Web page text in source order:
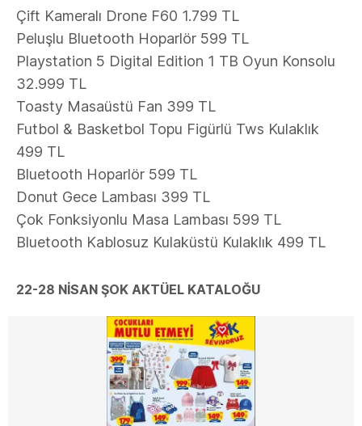
Çift Kameralı Drone F60 1.799 TL
Peluşlu Bluetooth Hoparlör 599 TL
Playstation 5 Digital Edition 1 TB Oyun Konsolu
32.999 TL
Toasty Masaüstü Fan 399 TL
Futbol & Basketbol Topu Figürlü Tws Kulaklık
499 TL
Bluetooth Hoparlör 599 TL
Donut Gece Lambası 399 TL
Çok Fonksiyonlu Masa Lambası 599 TL
Bluetooth Kablosuz Kulaküstü Kulaklık 499 TL
22-28 NİSAN ŞOK AKTÜEL KATALOĞU